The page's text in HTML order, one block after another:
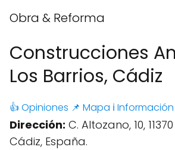
Obra & Reforma
Construcciones
Los Barrios, Cádiz
👍 Opiniones 📌 Mapa ℹ️ Información
Dirección: C. Altozano, 10,
Cádiz, España.